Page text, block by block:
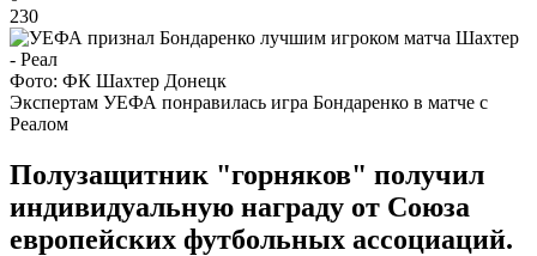
230
Фото: ФК Шахтер Донецк
Экспертам УЕФА понравилась игра Бондаренко в матче с
Реалом
Полузащитник "горняков" получил
индивидуальную награду от Союза
европейских футбольных ассоциаций.